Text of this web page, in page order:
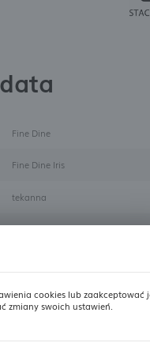
Fine Dine
Fine Dine Iris
tekanna
Porslin
500
cookies lub zaakceptować
zmiany swoich ustawień.